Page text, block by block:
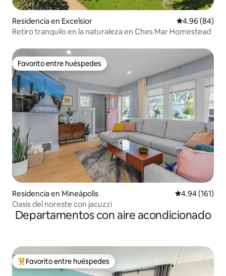
Residencia en Excelsior Calificación
4.96 (84)
Retiro tranquilo en la naturaleza en Ches Mar Homestead
Favorito entre huéspedes
Favorito entre huéspedes
Residencia en Mineápolis Calificación
4.94 (161)
Oasis del noreste con jacuzzi
Departamentos con aire acondicionado
De los mejores en Favorito entre huéspedes
Favorito entre huéspedes